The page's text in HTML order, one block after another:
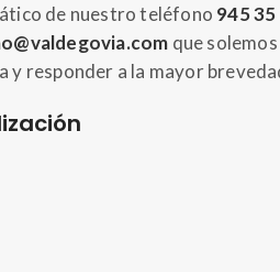
de nuestro teléfono 945 35
que
y responder a la mayor